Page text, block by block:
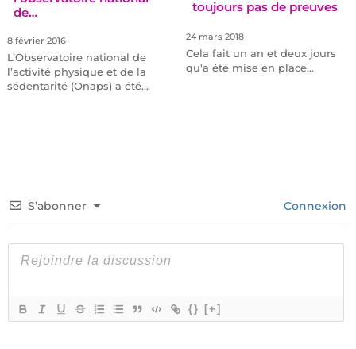
de…
8 février 2016
L’Observatoire national de
l’activité physique et de la
sédentarité (Onaps) a été…
toujours pas de preuves
24 mars 2018
Cela fait un an et deux jours
qu'a été mise en place…
S’abonner Connexion
{} [+]